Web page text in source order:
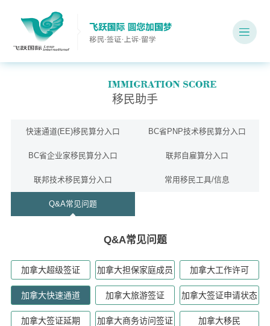
移民助手
快速通道(EE)移民算分入口 BC省PNP技术移民算分入口
BC省企业家移民算分入口 联邦自雇算分入口
联邦技术移民算分入口 常用移民工具/信息
Q&A常见问题
Q&A常见问题
加拿大超级签证 加拿大担保家庭成员 加拿大工作许可
加拿大快速通道 加拿大旅游签证 加拿大签证申请状态
加拿大签证延期 加拿大商务访问签证 加拿大移民